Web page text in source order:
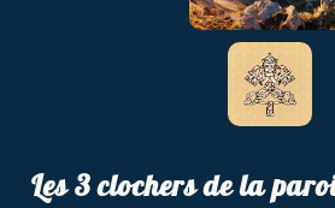
Les 3 clochers de la